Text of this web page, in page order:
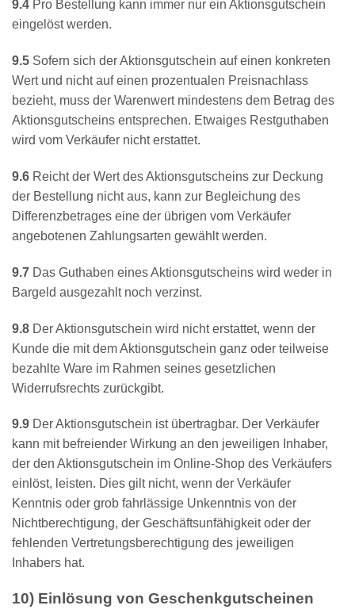
9.4 Pro Bestellung kann immer nur ein Aktionsgutschein
eingelöst werden.
9.5 Sofern sich der Aktionsgutschein auf einen konkreten
Wert und nicht auf einen prozentualen Preisnachlass
bezieht, muss der Warenwert mindestens dem Betrag des
Aktionsgutscheins entsprechen. Etwaiges Restguthaben
wird vom Verkäufer nicht erstattet.
9.6 Reicht der Wert des Aktionsgutscheins zur Deckung
der Bestellung nicht aus, kann zur Begleichung des
Differenzbetrages eine der übrigen vom Verkäufer
angebotenen Zahlungsarten gewählt werden.
9.7 Das Guthaben eines Aktionsgutscheins wird weder in
Bargeld ausgezahlt noch verzinst.
9.8 Der Aktionsgutschein wird nicht erstattet, wenn der
Kunde die mit dem Aktionsgutschein ganz oder teilweise
bezahlte Ware im Rahmen seines gesetzlichen
Widerrufsrechts zurückgibt.
9.9 Der Aktionsgutschein ist übertragbar. Der Verkäufer
kann mit befreiender Wirkung an den jeweiligen Inhaber,
der den Aktionsgutschein im Online-Shop des Verkäufers
einlöst, leisten. Dies gilt nicht, wenn der Verkäufer
Kenntnis oder grob fahrlässige Unkenntnis von der
Nichtberechtigung, der Geschäftsunfähigkeit oder der
fehlenden Vertretungsberechtigung des jeweiligen
Inhabers hat.
10) Einlösung von Geschenkgutscheinen